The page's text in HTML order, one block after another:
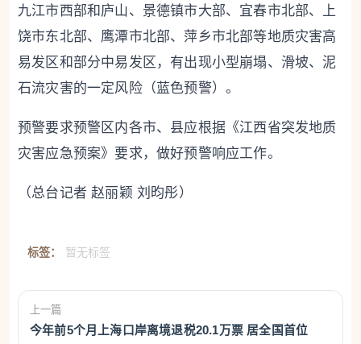
九江市西部和庐山、景德镇市大部、宜春市北部、上
饶市东北部、鹰潭市北部、萍乡市北部等地质灾害高
易发区和部分中易发区，有出现小型崩塌、滑坡、泥
石流灾害的一定风险（蓝色预警）。
预警要求预警区内各市、县应根据《江西省突发地质
灾害应急预案》要求，做好预警响应工作。
（总台记者 赵丽颖 刘昀彤）
标签： 暂无标签
上一篇
今年前5个月上海口岸离境退税20.1万票 居全国首位